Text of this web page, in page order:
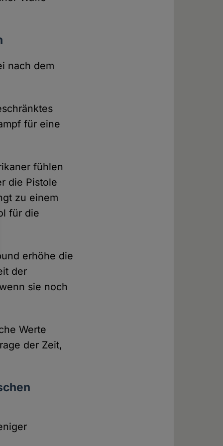
nach dem
für eine
fühlen
die Pistole
zu einem
für die
erhöhe die
der
sie noch
Werte
der Zeit,